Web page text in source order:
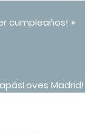
cumpleaños! »
Madrid!